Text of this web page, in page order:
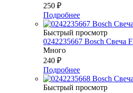
250 ₽
Подробнее
Быстрый просмотр
0242235667 Bosch Свеча
Много
240 ₽
Подробнее
Быстрый просмотр